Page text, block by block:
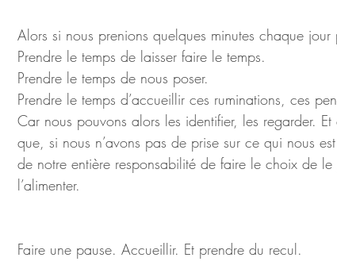
Alors si nous prenions quelques minutes chaque
Prendre le temps de laisser faire le temps.
Prendre le temps de nous poser.
Prendre le temps d’accueillir ces ruminations, ces
Car nous pouvons alors les identifier, les regarder.
que, si nous n’avons pas de prise sur ce qui nous
de notre entière responsabilité de faire le choix de
l’alimenter.
Faire une pause. Accueillir. Et prendre du recul.